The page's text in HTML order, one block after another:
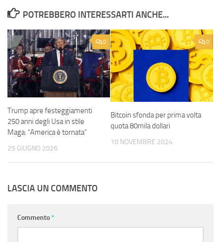
POTREBBERO INTERESSARTI ANCHE...
0
Trump apre festeggiamenti
250 anni degli Usa in stile
Maga: “America è tornata”
25 GIUGNO 2026
0
Bitcoin sfonda per prima volta
quota 80mila dollari
10 NOVEMBRE 2024
LASCIA UN COMMENTO
Commento*